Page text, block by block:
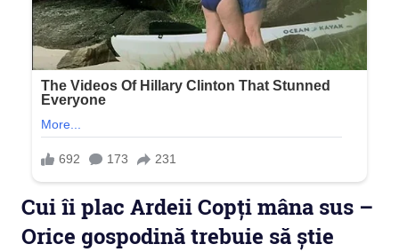
Cui îi plac Ardeii Copți mâna sus –
Orice gospodină trebuie să știe